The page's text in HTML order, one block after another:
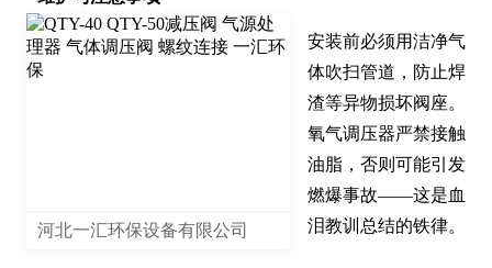
河北一汇环保设备有限公司
安装前必须用洁净气
体吹扫管道，防止焊
渣等异物损坏阀座。
氧气调压器严禁接触
油脂，否则可能引发
燃爆事故——这是血
泪教训总结的铁律。